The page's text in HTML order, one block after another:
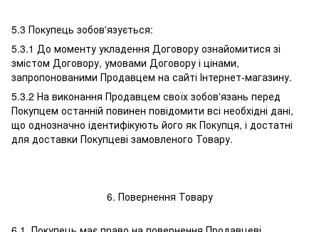
5.3 Покупець зобов'язується:
5.3.1 До моменту укладення Договору ознайомитися зі
змістом Договору, умовами Договору і цінами,
запропонованими Продавцем на сайті Інтернет-магазину.
5.3.2 На виконання Продавцем своїх зобов'язань перед
Покупцем останній повинен повідомити всі необхідні дані,
що однозначно ідентифікують його як Покупця, і достатні
для доставки Покупцеві замовленого Товару.
6. Повернення Товару